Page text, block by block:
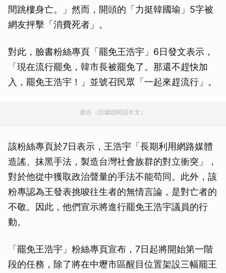
間跳樓身亡。」然而，開頭的「力挺韓國瑜」5字被
網友抨擊「消費死者」。
對此，臉書粉絲專頁「罷免王浩宇」6日發文表示，
「現在流行罷免，韓市長被罷免了。那還不趕快加
入，罷免王浩宇！」並號召民眾「一起來趕流行」。
廣告（請繼續閱讀本文）
該粉絲專頁於7日表示，王浩宇「長期利用網路媒體
造謠、抹黑手法，製造台灣社會族群的對立衝突」，
對於他從中獲取政治聲量的手法不能苟同。此外，該
粉專認為王發表挑唆往生者的無情言論，是對亡者的
不敬。因此，他們宣示將進行罷免王浩宇議員的行
動。
「罷免王浩宇」粉絲專頁宣布，7日起將開始第一階
段的任務，除了將在中壢市區醒目位置架設三幅罷王